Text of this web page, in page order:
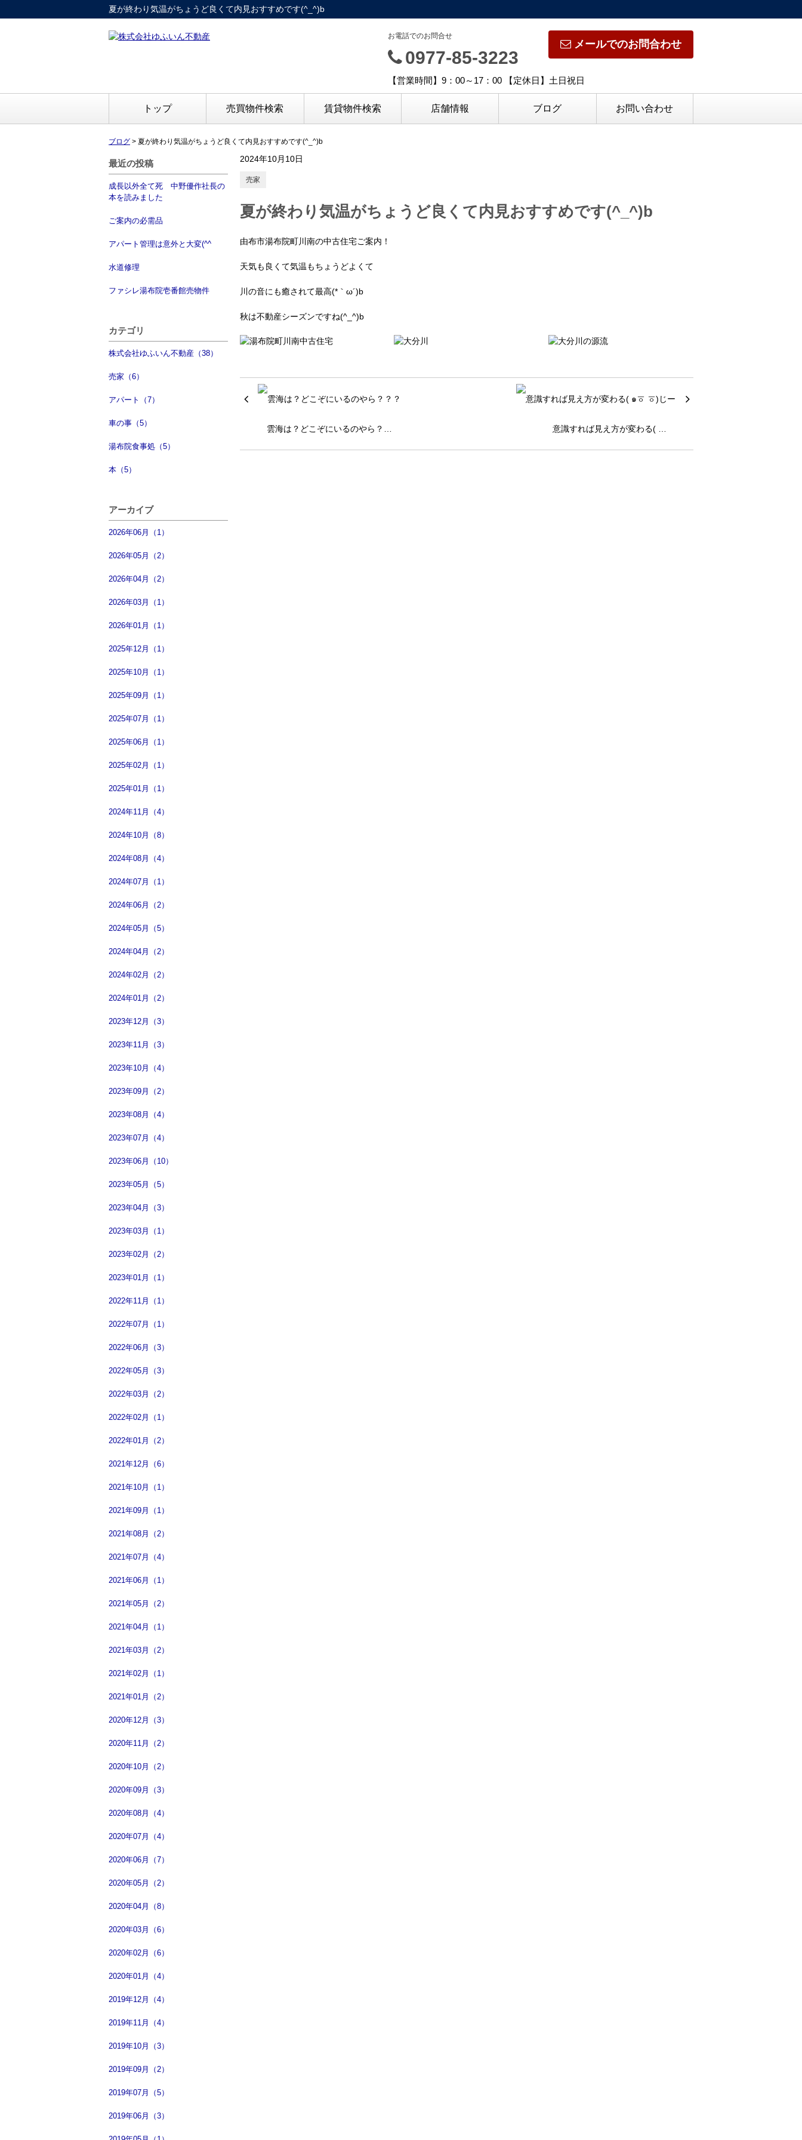
夏が終わり気温がちょうど良くて内見おすすめです(^_^)b
メールでのお問合わせ
お電話でのお問合せ
0977-85-3223
【営業時間】9：00～17：00 【定休日】土日祝日
トップ 売買物件検索 賃貸物件検索 店舗情報 ブログ お問い合わせ
ブログ > 夏が終わり気温がちょうど良くて内見おすすめです(^_^)b
最近の投稿
成長以外全て死 中野優作社長の
本を読みました
ご案内の必需品
アパート管理は意外と大変(^^ゞ
水道修理
ファシレ湯布院壱番館売物件
カテゴリ
株式会社ゆふいん不動産（38）
売家（6）
アパート（7）
車の事（5）
湯布院食事処（5）
本（5）
アーカイブ
2026年06月（1）
2026年05月（2）
2026年04月（2）
2026年03月（1）
2026年01月（1）
2025年12月（1）
2025年10月（1）
2025年09月（1）
2025年07月（1）
2025年06月（1）
2025年02月（1）
2025年01月（1）
2024年11月（4）
2024年10月（8）
2024年08月（4）
2024年07月（1）
2024年06月（2）
2024年05月（5）
2024年04月（2）
2024年02月（2）
2024年01月（2）
2023年12月（3）
2023年11月（3）
2023年10月（4）
2023年09月（2）
2023年08月（4）
2023年07月（4）
2023年06月（10）
2023年05月（5）
2023年04月（3）
2023年03月（1）
2023年02月（2）
2023年01月（1）
2022年11月（1）
2022年07月（1）
2022年06月（3）
2022年05月（3）
2022年03月（2）
2022年02月（1）
2022年01月（2）
2021年12月（6）
2021年10月（1）
2021年09月（1）
2021年08月（2）
2021年07月（4）
2021年06月（1）
2021年05月（2）
2021年04月（1）
2021年03月（2）
2021年02月（1）
2021年01月（2）
2020年12月（3）
2020年11月（2）
2020年10月（2）
2020年09月（3）
2020年08月（4）
2020年07月（4）
2020年06月（7）
2020年05月（2）
2020年04月（8）
2020年03月（6）
2020年02月（6）
2020年01月（4）
2019年12月（4）
2019年11月（4）
2019年10月（3）
2019年09月（2）
2019年07月（5）
2019年06月（3）
2024年10月10日
売家
夏が終わり気温がちょうど良くて内見おすすめです(^_^)b
由布市湯布院町川南の中古住宅ご案内！
天気も良くて気温もちょうどよくて
川の音にも癒されて最高(*｀ω´)b
秋は不動産シーズンですね(^_^)b
雲海は？どこぞにいるのやら？… 意識すれば見え方が変わる( …